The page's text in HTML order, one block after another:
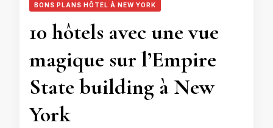
BONS PLANS HÔTEL À NEW YORK
10 hôtels avec une vue
magique sur l’Empire
State building à New
York